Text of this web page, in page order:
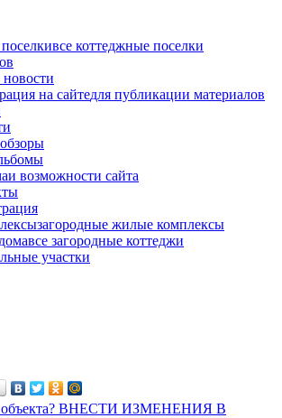
содержанию
все коттеджные поселки
новости
на сайтедля публикации материалов
и возможности сайта
загородные жилые комплексы
все загородные коттеджи
участки
объекта? ВНЕСТИ ИЗМЕНЕНИЯ В